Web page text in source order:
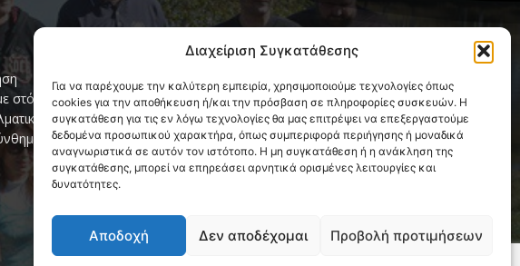
Διαχείριση Συγκατάθεσης
Για να παρέχουμε την καλύτερη εμπειρία, χρησιμοποιούμε τεχνολογίες όπως
cookies για την αποθήκευση ή/και την πρόσβαση σε πληροφορίες συσκευών. Η
συγκατάθεση για τις εν λόγω τεχνολογίες θα μας επιτρέψει να επεξεργαστούμε
δεδομένα προσωπικού χαρακτήρα, όπως συμπεριφορά περιήγησης ή μοναδικά
αναγνωριστικά σε αυτόν τον ιστότοπο. Η μη συγκατάθεση ή η ανάκληση της
συγκατάθεσης, μπορεί να επηρεάσει αρνητικά ορισμένες λειτουργίες και
δυνατότητες.
Αποδοχή Δεν αποδέχομαι Προβολή προτιμήσεων
στόχο